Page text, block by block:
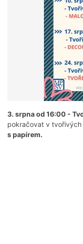
3. srpna od 16:00 -
pokračovat v
s papírem.